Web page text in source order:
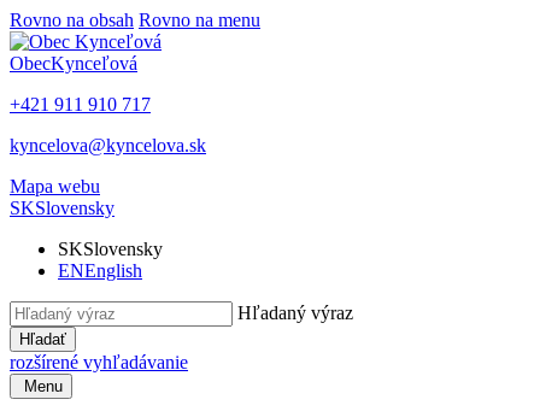
Rovno na obsah Rovno na menu
ObecKynceľová
+421 911 910 717
kyncelova@kyncelova.sk
Mapa webu
SKSlovensky
SKSlovensky
ENEnglish
Hľadaný výraz
Hľadať
rozšírené vyhľadávanie
Menu